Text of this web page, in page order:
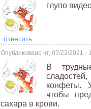
глупо
ответить
Опубликовано чт, 07/22/2021 -
В
конфеты.
чтобы
сахара в крови.